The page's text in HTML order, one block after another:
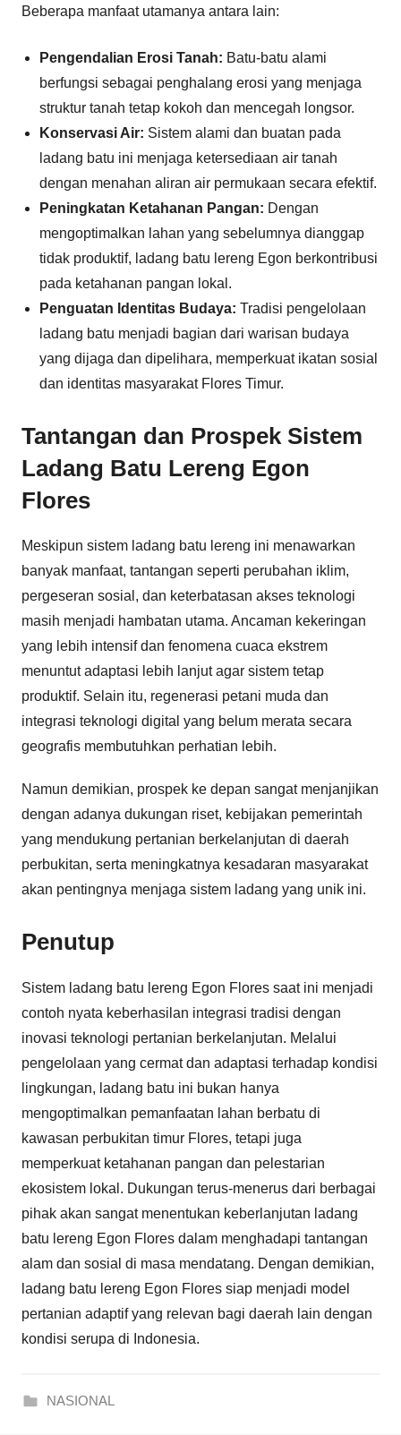
Beberapa manfaat utamanya antara lain:
Pengendalian Erosi Tanah: Batu-batu alami
berfungsi sebagai penghalang erosi yang menjaga
struktur tanah tetap kokoh dan mencegah longsor.
Konservasi Air: Sistem alami dan buatan pada
ladang batu ini menjaga ketersediaan air tanah
dengan menahan aliran air permukaan secara efektif.
Peningkatan Ketahanan Pangan: Dengan
mengoptimalkan lahan yang sebelumnya dianggap
tidak produktif, ladang batu lereng Egon berkontribusi
pada ketahanan pangan lokal.
Penguatan Identitas Budaya: Tradisi pengelolaan
ladang batu menjadi bagian dari warisan budaya
yang dijaga dan dipelihara, memperkuat ikatan sosial
dan identitas masyarakat Flores Timur.
Tantangan dan Prospek Sistem
Ladang Batu Lereng Egon
Flores
Meskipun sistem ladang batu lereng ini menawarkan
banyak manfaat, tantangan seperti perubahan iklim,
pergeseran sosial, dan keterbatasan akses teknologi
masih menjadi hambatan utama. Ancaman kekeringan
yang lebih intensif dan fenomena cuaca ekstrem
menuntut adaptasi lebih lanjut agar sistem tetap
produktif. Selain itu, regenerasi petani muda dan
integrasi teknologi digital yang belum merata secara
geografis membutuhkan perhatian lebih.
Namun demikian, prospek ke depan sangat menjanjikan
dengan adanya dukungan riset, kebijakan pemerintah
yang mendukung pertanian berkelanjutan di daerah
perbukitan, serta meningkatnya kesadaran masyarakat
akan pentingnya menjaga sistem ladang yang unik ini.
Penutup
Sistem ladang batu lereng Egon Flores saat ini menjadi
contoh nyata keberhasilan integrasi tradisi dengan
inovasi teknologi pertanian berkelanjutan. Melalui
pengelolaan yang cermat dan adaptasi terhadap kondisi
lingkungan, ladang batu ini bukan hanya
mengoptimalkan pemanfaatan lahan berbatu di
kawasan perbukitan timur Flores, tetapi juga
memperkuat ketahanan pangan dan pelestarian
ekosistem lokal. Dukungan terus-menerus dari berbagai
pihak akan sangat menentukan keberlanjutan ladang
batu lereng Egon Flores dalam menghadapi tantangan
alam dan sosial di masa mendatang. Dengan demikian,
ladang batu lereng Egon Flores siap menjadi model
pertanian adaptif yang relevan bagi daerah lain dengan
kondisi serupa di Indonesia.
NASIONAL